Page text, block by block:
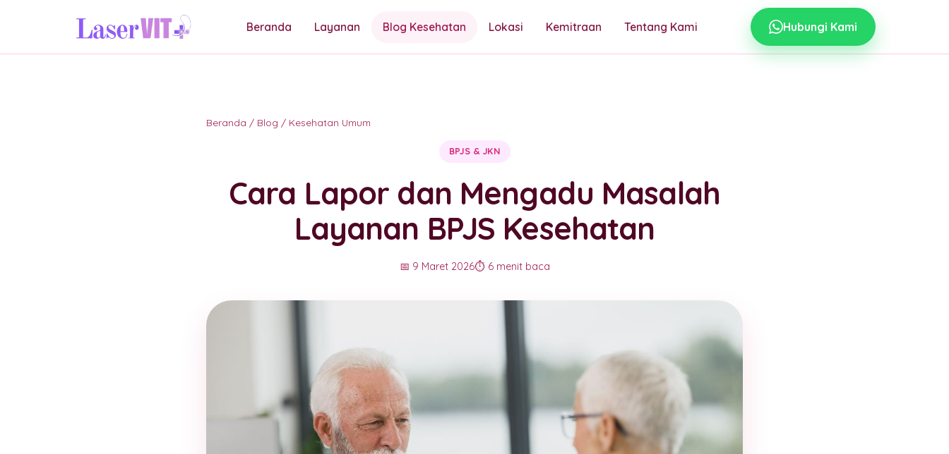
Beranda Layanan Blog Kesehatan Lokasi Kemitraan Tentang Kami Hubungi Kami
Beranda / Blog / Kesehatan Umum
BPJS & JKN
Cara Lapor dan Mengadu Masalah
Layanan BPJS Kesehatan
📅 9 Maret 2026⏱️ 6 menit baca